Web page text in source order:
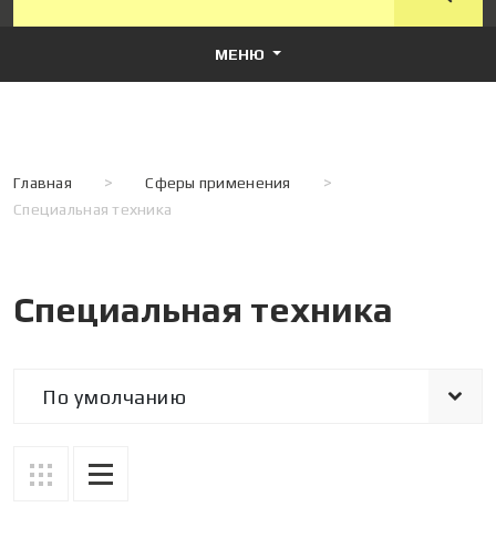
МЕНЮ
Главная > Сферы применения
>
Специальная техника
Специальная техника
По умолчанию